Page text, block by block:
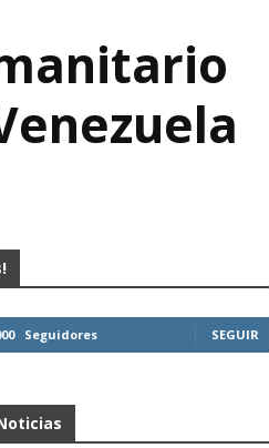
Seguidores SEGUIR